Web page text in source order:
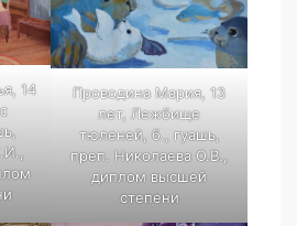
14
Проводина Мария, 13
лет, Лежбище
тюленей, б., гуашь,
преп. Николаева О.В.,
диплом высшей
степени